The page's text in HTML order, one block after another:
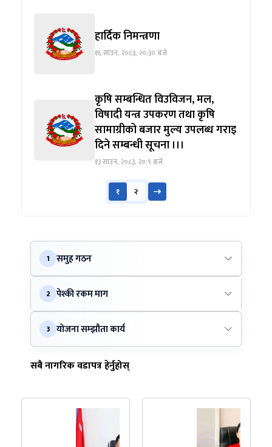
हार्दिक निमन्त्रणा
१६ साउन, २०८३, २०:३० बजे
कृषि सम्बन्धित विउविजन, मल,
विषादी यन्त्र उपकरण तथा कृषि
सामाग्रीको बजार मुल्य उपलब्ध गराइ
दिने सम्बन्धी सूचना ।।।
१३ साउन, २०८३, २०:९ बजे
१ २
1 समुह गठन
2 पेश्की रकम माग
3 योजना सम्झौता कार्य
सबै नागरिक वडापत्र हेर्नुहोस्